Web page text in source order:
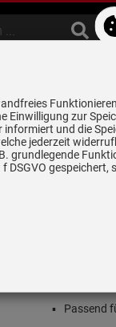
5 Jahre
alle
Blanco 210 683
Passend
Einwilligung zur
und die
jederzeit
grundlegende